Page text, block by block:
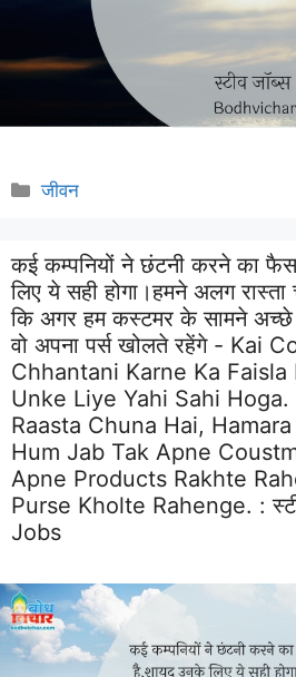
Categories
जीवन
कई कम्पनियों ने छंटनी करने का
लिए ये सही होगा।हमने अलग रास्ता
कि अगर हम कस्टमर के सामने अच्छे
वो अपना पर्स खोलते रहेंगे - Kai
Chhantani Karne Ka
Unke Liye Yahi Sahi
Raasta Chuna Hai,
Hum Jab Tak Apne
Apne Products Rakhte
Purse Kholte Rahenge. :
Jobs